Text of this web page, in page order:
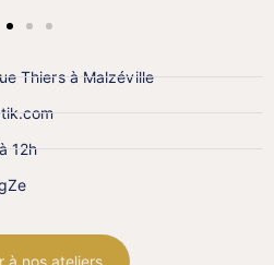
Thiers à Malzéville
12h
à nos ateliers